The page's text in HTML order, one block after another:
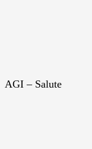
AGI – Salute